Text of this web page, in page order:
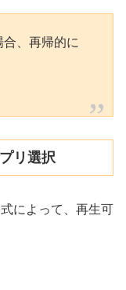
、再帰的に
リ選択
によって、再生可